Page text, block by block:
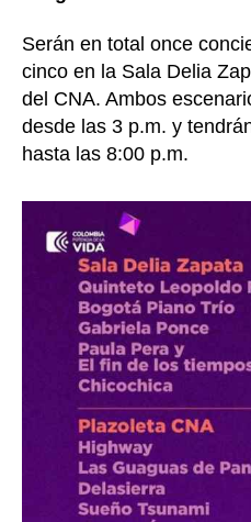
Serán en total once
cinco en la Sala Delia
del CNA. Ambos
desde las 3 p.m. y
hasta las 8:00 p.m.